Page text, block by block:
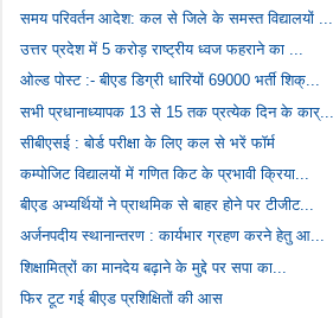
समय परिवर्तन आदेश: कल से जिले के समस्त विद्यालयों ...
उत्तर प्रदेश में 5 करोड़ राष्ट्रीय ध्वज फहराने का ...
ओल्ड पोस्ट :- बीएड डिग्री धारियों 69000 भर्ती शिक्...
सभी प्रधानाध्यापक 13 से 15 तक प्रत्येक दिन के कार्...
सीबीएसई : बोर्ड परीक्षा के लिए कल से भरें फॉर्म
कम्पोजिट विद्यालयों में गणित किट के प्रभावी क्रिया...
बीएड अभ्यर्थियों ने प्राथमिक से बाहर होने पर टीजीट...
अर्जनपदीय स्थानान्तरण : कार्यभार ग्रहण करने हेतु आ...
शिक्षामित्रों का मानदेय बढ़ाने के मुद्दे पर सपा का...
फिर टूट गई बीएड प्रशिक्षितों की आस